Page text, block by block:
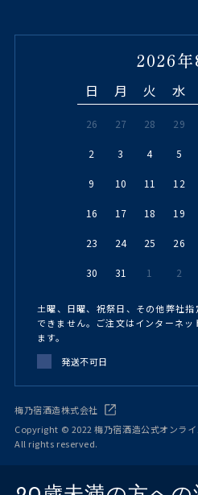
2026年
日 月 火 水
26 27 28 29
2 3 4 5
9 10 11 12
16 17 18 19
23 24 25 26
30 31 1 2
土曜、日曜、祝祭日、その他弊社
できません。ご注文はインターネ
ます。
発送不可日
梅乃宿酒造株式会社
Copyright © 2022 梅乃宿酒造公式オンラ
All rights reserved.